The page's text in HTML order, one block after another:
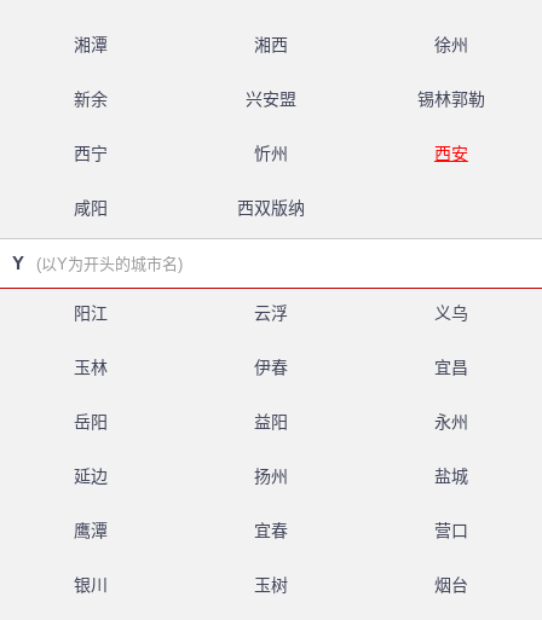
湘潭 湘西 徐州
新余 兴安盟 锡林郭勒
西宁 忻州 西安
咸阳 西双版纳
Y (以Y为开头的城市名)
阳江 云浮 义乌
玉林 伊春 宜昌
岳阳 益阳 永州
延边 扬州 盐城
鹰潭 宜春 营口
银川 玉树 烟台